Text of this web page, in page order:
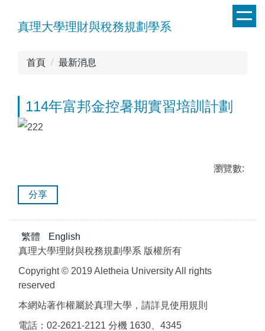
真理大學理財與稅務規劃學系
首頁 最新消息
114年富邦金控暑期實習培訓計劃
瀏覽數:
分享
繁體
English
真理大學理財與稅務規劃學系 版權所有
Copyright © 2019 Aletheia University All rights
reserved
本網站著作權屬於真理大學，請詳見使用規則
電話：02-2621-2121 分機 1630、4345